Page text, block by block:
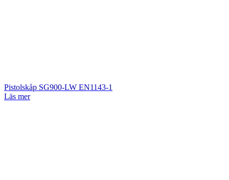
Pistolskåp SG900-LW EN1143-1
Läs mer